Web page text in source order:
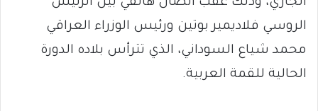
الجاري، وذلك عقب اتصال هاتفي بين الرئيس
الروسي فلاديمير بوتين ورئيس الوزراء العراقي
محمد شياع السوداني، الذي تترأس بلاده الدورة
الحالية للقمة العربية.